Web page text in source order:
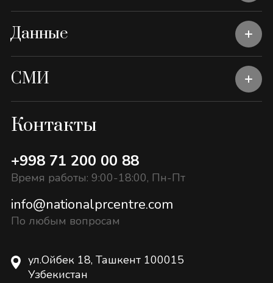
Данные
СМИ
Контакты
+998 71 200 00 88
Время работы: 9:00-18:00, Пн-Пт
info@nationalprcentre.com
По любым вопросам
ул.Ойбек 18, Ташкент 100015
Узбекистан